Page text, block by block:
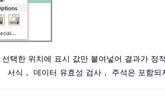
택한 위치에 표시 값만 붙여넣어 결과가
서식， 데이터 유효성 검사， 주석은 포함되